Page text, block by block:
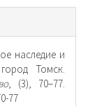
наследие и
Томск.
, (3), 70–77.
77